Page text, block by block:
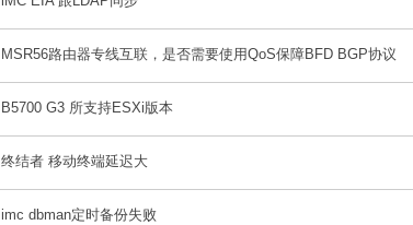
MSR56路由器专线互联，是否需要使用QoS保障BFD BGP协议
B5700 G3 所支持ESXi版本
终结者 移动终端延迟大
imc dbman定时备份失败